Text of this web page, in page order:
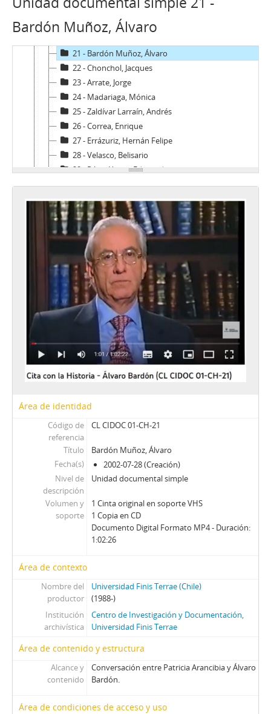
Bardón Muñoz, Álvaro
18 - De Castro Spikula, Sergio
19 - Pérez de Arce, Hermógenes
21 - Bardón Muñoz, Álvaro
22 - Chonchol, Jacques
23 - Arrate, Jorge
24 - Madariaga, Mónica
25 - Zaldívar Larraín, Andrés
26 - Correa, Enrique
27 - Errázuriz, Hernán Felipe
28 - Velasco, Belisario
29 - Pérez Yoma, Edmundo
30 - Menem, Carlos
31 - Cortázar, René
32 - Martínez Busch, Jorge
33 - Figueroa, Carlos
34 - Boeninger, Edgardo
35 - Foxley, Alejandro
36 - Schweitzer, Miguel Alex
37 - Guzmán, Juan Antonio
38 - Alessandri Bessa, Arturo
39 - Cardemil, Alberto
40 - Cáceres, Carlos
JW - Entrevistas realizadas por James R. Whelan
Área de identidad
Código de
referencia
CL CIDOC 01-CH-21
Título
Bardón Muñoz, Álvaro
Fecha(s)
2002-07-28 (Creación)
Nivel de
descripción
Unidad documental simple
Volumen y
soporte
1 Cinta original en soporte VHS
1 Copia en CD
Documento Digital Formato MP4 - Duración:
1:02:26
Área de contexto
Nombre del
productor
Universidad Finis Terrae (Chile)
(1988-)
Institución
archivística
Centro de Investigación y Documentación,
Universidad Finis Terrae
Área de contenido y estructura
Alcance y
contenido
Conversación entre Patricia Arancibia y Álvaro
Bardón.
Área de condiciones de acceso y uso